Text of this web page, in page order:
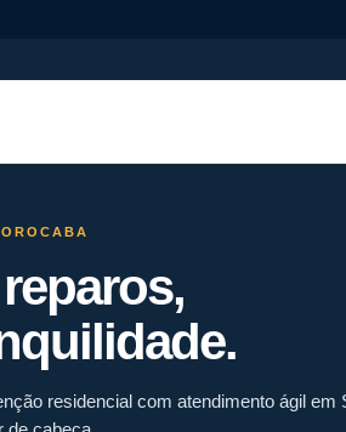
residencial com atendimento ágil em